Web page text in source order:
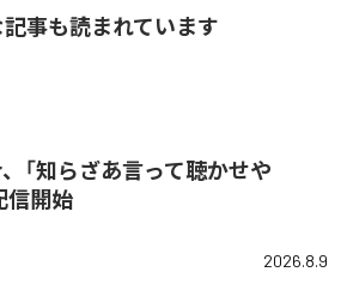
記事も読まれています
「知らざあ言って聴かせや
信開始
2026.8.9